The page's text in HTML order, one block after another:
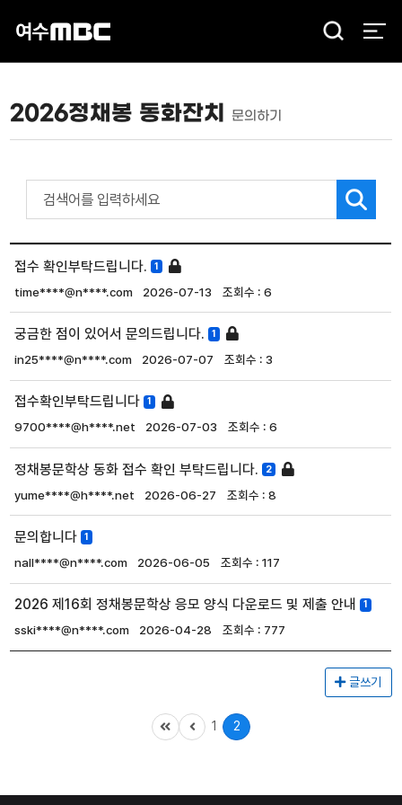
검
2026정채봉 동화잔치 문의하기
접수 확인부탁드립니다. 1
time****@n****.com 2026-07-13 6
궁금한 점이 있어서 문의드립니다. 1
in25****@n****.com 2026-07-07 3
접수확인부탁드립니다 1
9700****@h****.net 2026-07-03 6
정채봉문학상 동화 접수 확인 부탁드립니다. 2
yume****@h****.net 2026-06-27 8
문의합니다 1
nall****@n****.com 2026-06-05 117
2026 제16회 정채봉문학상 응모 양식 다운로드 및 제출 안내 1
sski****@n****.com 2026-04-28 777
글쓰기
1 2